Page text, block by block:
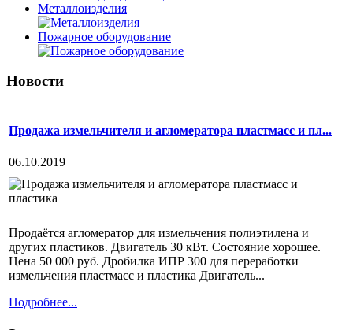
Металлоизделия
Пожарное оборудование
Новости
Продажа измельчителя и агломератора пластмасс и пл...
06.10.2019
Продаётся агломератор для измельчения полиэтилена и
других пластиков. Двигатель 30 кВт. Состояние хорошее.
Цена 50 000 руб. Дробилка ИПР 300 для переработки
измельчения пластмасс и пластика Двигатель...
Подробнее...